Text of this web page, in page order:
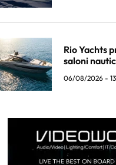
Rio Yachts
saloni
06/08/2026 -